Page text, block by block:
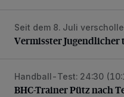
Vermisster Jugendlicher
Seit dem 8. Juli
Vermisster Jugendlicher
BHC-Trainer Pütz nach
Handball-Test: 24:30
BHC-Trainer Pütz nach